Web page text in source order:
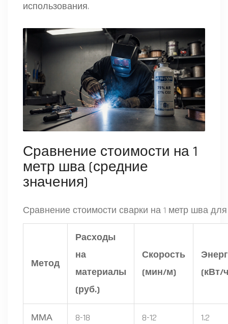
использования.
Сравнение стоимости на 1
метр шва (средние
значения)
Сравнение стоимости сварки на 1 метр шва
Метод
Расходы
на
материалы
(руб.)
Скорость
(мин/м)
(кВт/
ММА 8-18 8-12 1.2